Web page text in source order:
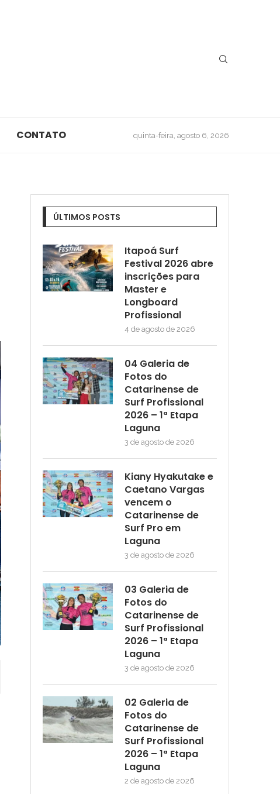
CONTATO quinta-feira, agosto 6, 2026
ÚLTIMOS POSTS
Itapoá Surf
Festival 2026 abre
inscrições para
Master e
Longboard
Profissional
4 de agosto de 2026
04 Galeria de
Fotos do
Catarinense de
Surf Profissional
2026 – 1ª Etapa
Laguna
3 de agosto de 2026
Kiany Hyakutake e
Caetano Vargas
vencem o
Catarinense de
Surf Pro em
Laguna
3 de agosto de 2026
03 Galeria de
Fotos do
Catarinense de
Surf Profissional
2026 – 1ª Etapa
Laguna
3 de agosto de 2026
02 Galeria de
Fotos do
Catarinense de
Surf Profissional
2026 – 1ª Etapa
Laguna
2 de agosto de 2026